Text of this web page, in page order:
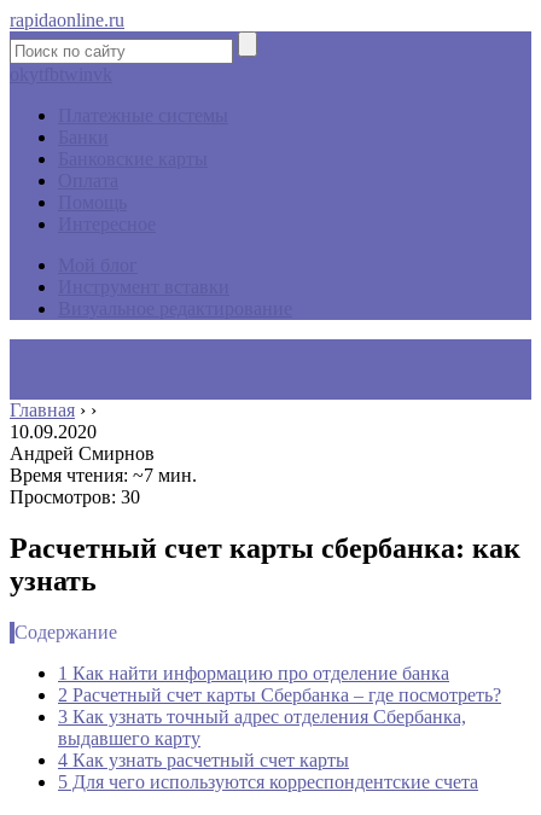
rapidaonline.ru
Главная › ›
10.09.2020
Андрей Смирнов
Время чтения: ~7 мин.
Просмотров: 30
Расчетный счет карты сбербанка: как
узнать
Содержание
1 Как найти информацию про отделение банка
2 Расчетный счет карты Сбербанка – где посмотреть?
3 Как узнать точный адрес отделения Сбербанка,
выдавшего карту
4 Как узнать расчетный счет карты
5 Для чего используются корреспондентские счета